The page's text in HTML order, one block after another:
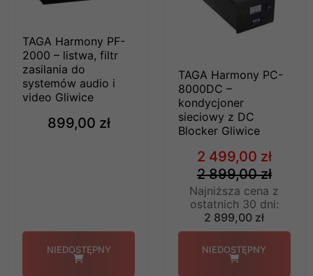
TAGA Harmony PF-
2000 – listwa, filtr
zasilania do
systemów audio i
video Gliwice
899,00 zł
TAGA Harmony PC-
8000DC –
kondycjoner
sieciowy z DC
Blocker Gliwice
2 499,00 zł
2 899,00 zł
Najniższa cena z
ostatnich 30 dni:
2 899,00 zł